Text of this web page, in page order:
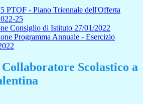
PTOF - Piano Triennale dell'Offerta
25
Consiglio di Istituto 27/01/2022
Programma Annuale - Esercizio
Scolastico a